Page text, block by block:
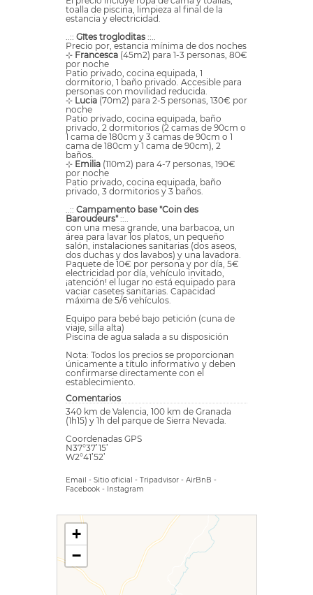
toalla de piscina, limpieza al final de la
estancia y electricidad.
..:: Gîtes trogloditas ::..
Precio por, estancia mínima de dos noches
⊹ Francesca (45m2) para 1-3 personas, 80€
por noche
Patio privado, cocina equipada, 1
dormitorio, 1 baño privado. Accesible para
personas con movilidad reducida.
⊹ Lucia (70m2) para 2-5 personas, 130€ por
noche
Patio privado, cocina equipada, baño
privado, 2 dormitorios (2 camas de 90cm o
1 cama de 180cm y 3 camas de 90cm o 1
cama de 180cm y 1 cama de 90cm), 2
baños.
⊹ Emilia (110m2) para 4-7 personas, 190€
por noche
Patio privado, cocina equipada, baño
privado, 3 dormitorios y 3 baños.
..:: Campamento base "Coin des
Baroudeurs" ::..
con una mesa grande, una barbacoa, un
área para lavar los platos, un pequeño
salón, instalaciones sanitarias (dos aseos,
dos duchas y dos lavabos) y una lavadora.
Paquete de 10€ por persona y por día, 5€
electricidad por día, vehículo invitado,
¡atención! el lugar no está equipado para
vaciar casetes sanitarias. Capacidad
máxima de 5/6 vehículos.
Equipo para bebé bajo petición (cuna de
viaje, silla alta)
Piscina de agua salada a su disposición
Nota: Todos los precios se proporcionan
únicamente a título informativo y deben
confirmarse directamente con el
establecimiento.
Comentarios
340 km de Valencia, 100 km de Granada
(1h15) y 1h del parque de Sierra Nevada.
Coordenadas GPS
N37°37’15’
W2°41’52’
Email - Sitio oficial - Tripadvisor - AirBnB -
Facebook - Instagram
+
−